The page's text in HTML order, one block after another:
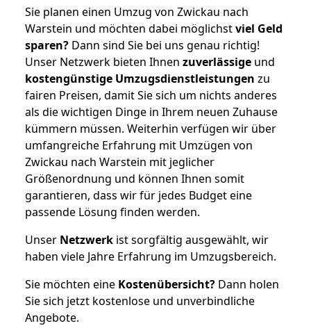
Sie planen einen Umzug von Zwickau nach
Warstein und möchten dabei möglichstviel Geld
sparen? Dann sind Sie bei uns genau richtig!
Unser Netzwerk bieten Ihnen zuverlässige und
kostengünstige Umzugsdienstleistungen zu
fairen Preisen, damit Sie sich um nichts anderes
als die wichtigen Dinge in Ihrem neuen Zuhause
kümmern müssen. Weiterhin verfügen wir über
umfangreiche Erfahrung mit Umzügen von
Zwickau nach Warstein mit jeglicher
Größenordnung und können Ihnen somit
garantieren, dass wir für jedes Budget eine
passende Lösung finden werden.
Unser Netzwerk ist sorgfältig ausgewählt, wir
haben viele Jahre Erfahrung im Umzugsbereich.
Sie möchten eine Kostenübersicht? Dann holen
Sie sich jetzt kostenlose und unverbindliche
Angebote.